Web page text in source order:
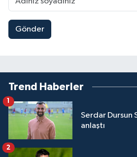
Gönder
Trend Haberler
Serdar Dursun
anlaştı
2